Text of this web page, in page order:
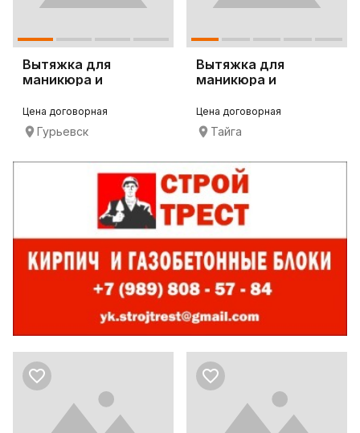
Вытяжка для
маникюра и
Alize
Цена договорная
Гурьевск
Вытяжка для
маникюра и
Alize
Цена договорная
Тайга